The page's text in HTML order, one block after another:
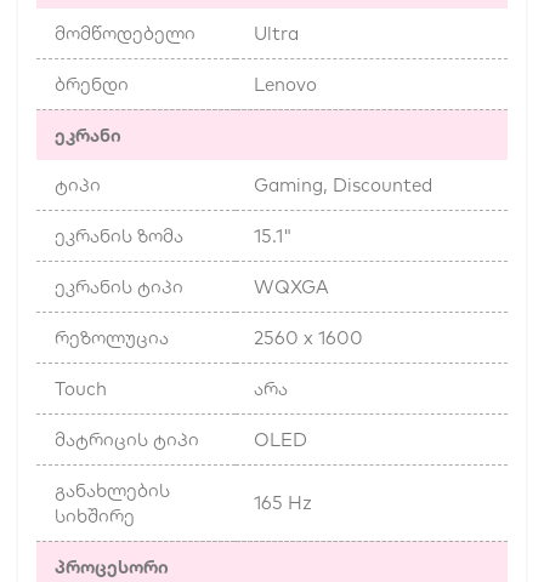
მომწოდებელი Ultra
ბრენდი Lenovo
ეკრანი
ტიპი Gaming, Discounted
ეკრანის ზომა 15.1"
ეკრანის ტიპი WQXGA
რეზოლუცია 2560 x 1600
Touch არა
მატრიცის ტიპი OLED
განახლების
სიხშირე
165 Hz
პროცესორი